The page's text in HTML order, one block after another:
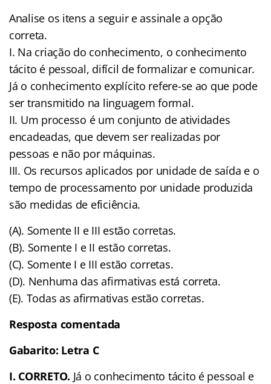
Analise os itens a seguir e assinale a opção
correta.
I. Na criação do conhecimento, o conhecimento
tácito é pessoal, difícil de formalizar e comunicar.
Já o conhecimento explícito refere-se ao que pode
ser transmitido na linguagem formal.
II. Um processo é um conjunto de atividades
encadeadas, que devem ser realizadas por
pessoas e não por máquinas.
III. Os recursos aplicados por unidade de saída e o
tempo de processamento por unidade produzida
são medidas de eficiência.
(A). Somente II e III estão corretas.
(B). Somente I e II estão corretas.
(C). Somente I e III estão corretas.
(D). Nenhuma das afirmativas está correta.
(E). Todas as afirmativas estão corretas.
Resposta comentada
Gabarito: Letra C
I. CORRETO. Já o conhecimento tácito é pessoal e